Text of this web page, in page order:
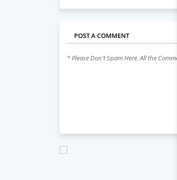
POST A COMMENT
* Please Don't Spam Here. All the